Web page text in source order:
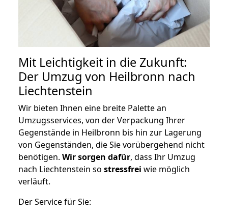
Mit Leichtigkeit in die Zukunft:
Der Umzug von Heilbronn nach
Liechtenstein
Wir bieten Ihnen eine breite Palette an
Umzugsservices, von der Verpackung Ihrer
Gegenstände in Heilbronn bis hin zur Lagerung
von Gegenständen, die Sie vorübergehend nicht
benötigen. Wir sorgen dafür, dass Ihr Umzug
nach Liechtenstein so stressfrei wie möglich
verläuft.
Der Service für Sie: